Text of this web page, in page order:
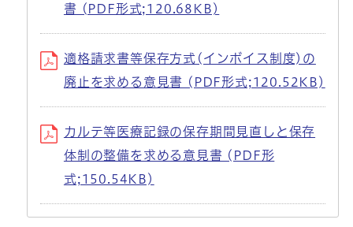
書 (PDF形式;120.68KB)
適格請求書等保存方式(インボイス制度)の
廃止を求める意見書 (PDF形式;120.52KB)
カルテ等医療記録の保存期間見直しと保存
体制の整備を求める意見書 (PDF形
式;150.54KB)